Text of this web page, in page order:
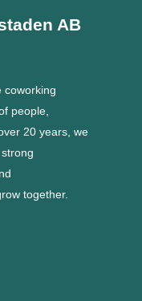
AB
coworking
people,
20 years, we
together.